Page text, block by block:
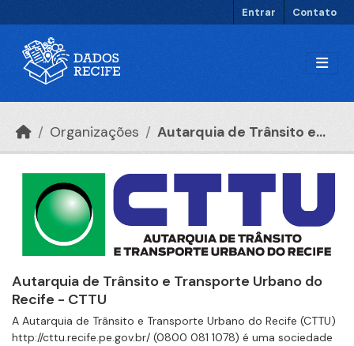
Entrar Contato
Organizações Autarquia de Trânsito e...
Autarquia de Trânsito e Transporte Urbano do
Recife - CTTU
A Autarquia de Trânsito e Transporte Urbano do Recife (CTTU)
http://cttu.recife.pe.gov.br/ (0800 081 1078) é uma sociedade